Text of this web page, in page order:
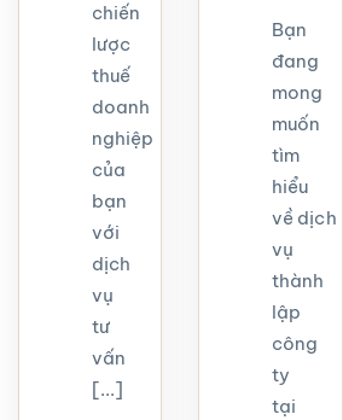
chiến
lược
thuế
doanh
nghiệp
của
bạn
với
dịch
vụ
tư
vấn
[...]
Bạn
đang
mong
muốn
tìm
hiểu
về dịch
vụ
thành
lập
công
ty
tại